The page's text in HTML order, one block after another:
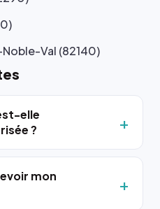
Val (82140)
elle
?
mon